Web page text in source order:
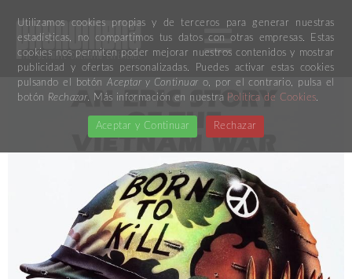
Utilizamos cookies propias y de terceros para generar nuestras
estadísticas, no compartimos tus datos con otras empresas. Estas
cookies nos permiten poder mejorar nuestros contenidos y mostrar
publicidad y ofertas personalizadas. Puedes activar estas cookies
pulsando el botónAceptar y Continuar o, por el contrario, pulsa el
botón Rechazar . Más información en nuestra Política de Cookies
Aceptar y Continuar Rechazar